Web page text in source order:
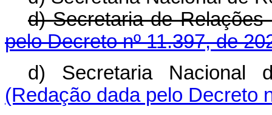
d) Secretaria de
pelo Decreto nº 11.397, de
d) Secretaria Nacional
(Redação dada pelo Decreto